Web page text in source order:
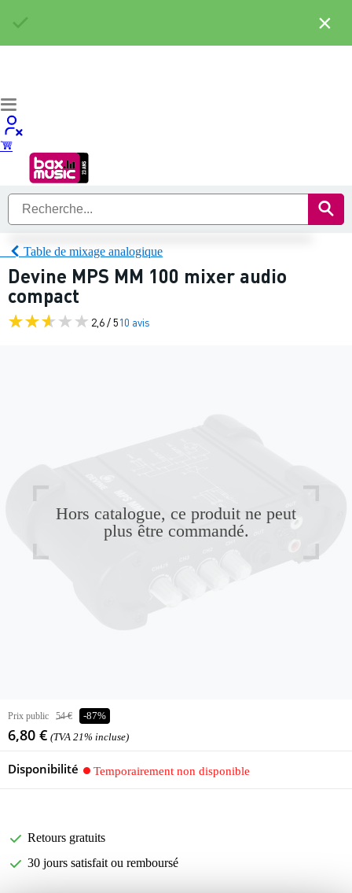
Table de mixage analogique
Devine MPS MM 100 mixer audio
compact
2,6 / 510 avis
Hors catalogue, ce produit ne peut
plus être commandé.
Prix public 54 € -87%
6,80 € (TVA 21% incluse)
Disponibilité Temporairement non disponible
Retours gratuits
30 jours satisfait ou remboursé
×